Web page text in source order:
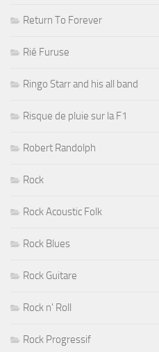
Return To Forever
Rié Furuse
Ringo Starr and his all band
Risque de pluie sur la F1
Robert Randolph
Rock
Rock Acoustic Folk
Rock Blues
Rock Guitare
Rock n' Roll
Rock Progressif